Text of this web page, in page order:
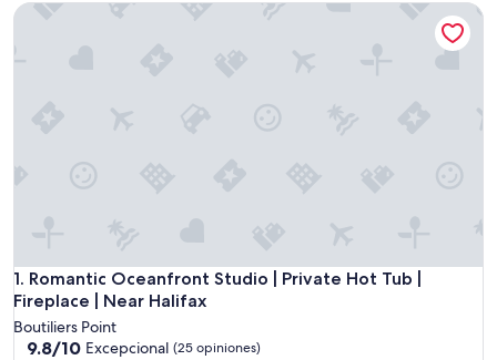
1. Romantic Oceanfront Studio | Private Hot Tub |
Fireplace | Near Halifax
Romantic Oceanfront Studio | Private Hot Tub | Fireplace |
Boutiliers Point
9.8
9.8/10 Excepcional (25 opiniones)
Romantic Oceanfront Studio | Private Hot Tub | Fireplace |